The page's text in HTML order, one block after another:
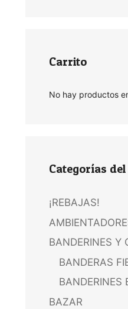
Carrito
No hay productos
Categorías
¡REBAJAS!
BANDERINES Y
BANDERAS
BANDERINES
BAZAR